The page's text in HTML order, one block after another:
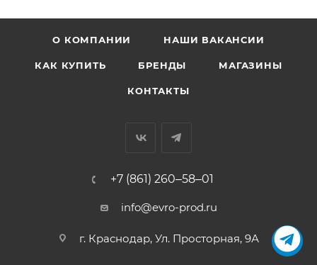
О КОМПАНИИ НАШИ ВАКАНСИИ
КАК КУПИТЬ БРЕНДЫ МАГАЗИНЫ
КОНТАКТЫ
+7 (861) 260‒58‒01
info@evro-prod.ru
г. Краснодар, ​Ул. Просторная, 9А